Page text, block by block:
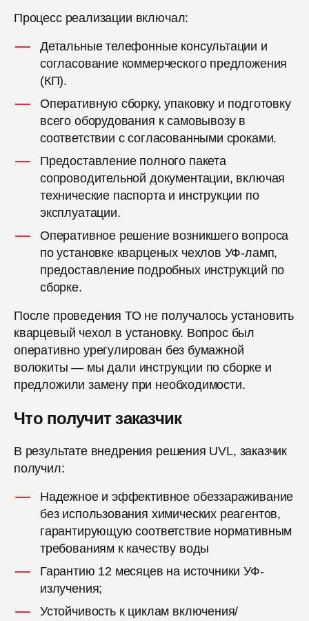
Процесс реализации включал:
Детальные телефонные консультации и
согласование коммерческого предложения
(КП).
Оперативную сборку, упаковку и подготовку
всего оборудования к самовывозу в
соответствии с согласованными сроками.
Предоставление полного пакета
сопроводительной документации, включая
технические паспорта и инструкции по
эксплуатации.
Оперативное решение возникшего вопроса
по установке кварценых чехлов УФ-ламп,
предоставление подробных инструкций по
сборке.
После проведения ТО не получалось установить
кварцевый чехол в установку. Вопрос был
оперативно урегулирован без бумажной
волокиты — мы дали инструкции по сборке и
предложили замену при необходимости.
Что получит заказчик
В результате внедрения решения UVL, заказчик
получил:
Надежное и эффективное обеззараживание
без использования химических реагентов,
гарантирующую соответствие нормативным
требованиям к качеству воды
Гарантию 12 месяцев на источники УФ-
излучения;
Устойчивость к циклам включения/